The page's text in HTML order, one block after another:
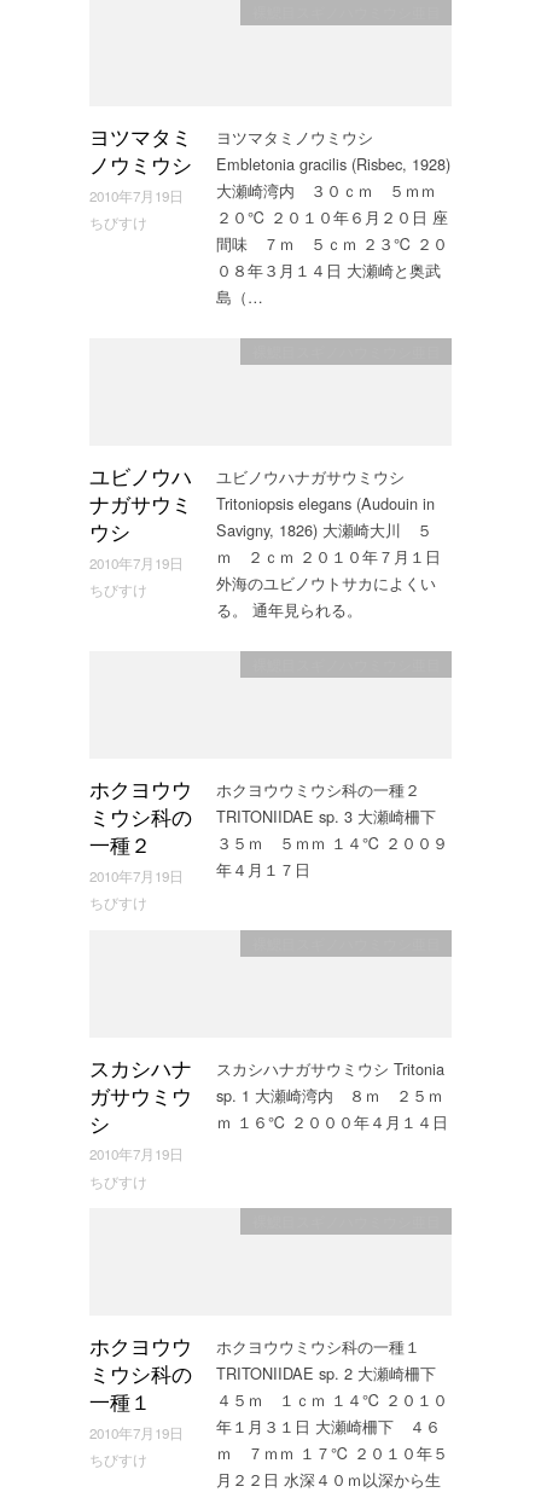
ヨツマタミ
ノウミウシ
2010年7月19日
ちびすけ
ヨツマタミノウミウシ
Embletonia gracilis (Risbec, 1928)
大瀬崎湾内 ３０ｃｍ ５ｍｍ
２０℃ ２０１０年６月２０日 座
間味 ７ｍ ５ｃｍ ２３℃ ２０
０８年３月１４日 大瀬崎と奥武
島（…
ユビノウハ
ナガサウミ
ウシ
2010年7月19日
ちびすけ
ユビノウハナガサウミウシ
Tritoniopsis elegans (Audouin in
Savigny, 1826) 大瀬崎大川 ５
ｍ ２ｃｍ ２０１０年７月１日
外海のユビノウトサカによくい
る。 通年見られる。
ホクヨウウ
ミウシ科の
一種２
2010年7月19日
ちびすけ
ホクヨウウミウシ科の一種２
TRITONIIDAE sp. 3 大瀬崎柵下
３５ｍ ５ｍｍ １４℃ ２００９
年４月１７日
スカシハナ
ガサウミウ
シ
2010年7月19日
ちびすけ
スカシハナガサウミウシ Tritonia
sp. 1 大瀬崎湾内 ８ｍ ２５ｍ
ｍ １６℃ ２０００年４月１４日
ホクヨウウ
ミウシ科の
一種１
2010年7月19日
ちびすけ
ホクヨウウミウシ科の一種１
TRITONIIDAE sp. 2 大瀬崎柵下
４５ｍ １ｃｍ １４℃ ２０１０
年１月３１日 大瀬崎柵下 ４６
ｍ ７ｍｍ １７℃ ２０１０年５
月２２日 水深４０ｍ以深から生